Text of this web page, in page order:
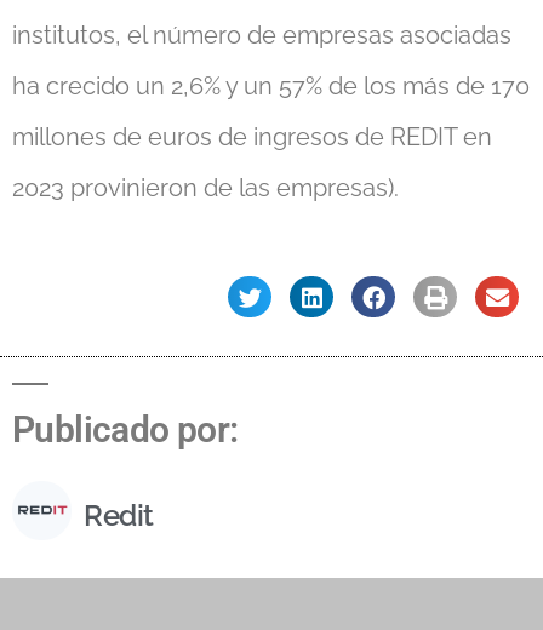
institutos, el número de empresas asociadas
ha crecido un 2,6% y un 57% de los más de 170
millones de euros de ingresos de REDIT en
2023 provinieron de las empresas).
Publicado por:
Redit